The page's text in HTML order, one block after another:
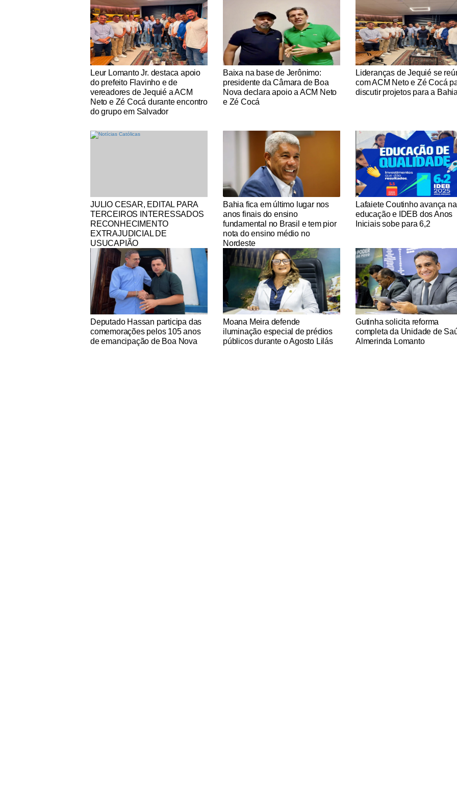
Notícias Católicas
Leur Lomanto Jr. destaca apoio
do prefeito Flavinho e de
vereadores de Jequié a ACM
Neto e Zé Cocá durante encontro
do grupo em Salvador
Notícias Católicas
Baixa na base de Jerônimo:
presidente da Câmara de Boa
Nova declara apoio a ACM Neto
e Zé Cocá
Notícias Católicas
Lideranças de Jequié se
com ACM Neto e Zé Cocá
discutir projetos para a
Notícias Católicas
JULIO CESAR, EDITAL PARA
TERCEIROS INTERESSADOS
RECONHECIMENTO
EXTRAJUDICIAL DE
USUCAPIÃO
Notícias Católicas
Bahia fica em último lugar nos
anos finais do ensino
fundamental no Brasil e tem pior
nota do ensino médio no
Nordeste
Notícias Católicas
Lafaiete Coutinho avança na
educação e IDEB dos Anos
Iniciais sobe para 6,2
Notícias Católicas
Deputado Hassan participa das
comemorações pelos 105 anos
de emancipação de Boa Nova
Notícias Católicas
Moana Meira defende
iluminação especial de prédios
públicos durante o Agosto Lilás
Notícias Católicas
Gutinha solicita reforma
completa da Unidade de
Almerinda Lomanto